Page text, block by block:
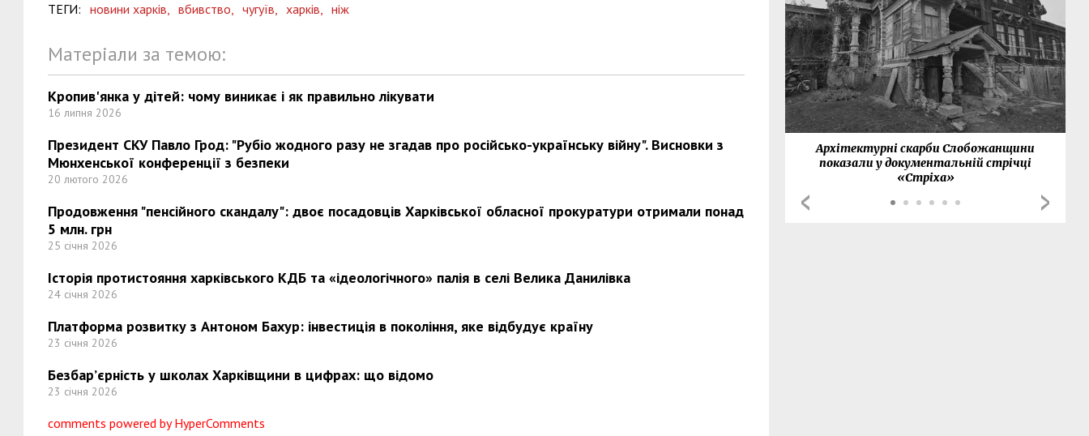
ТЕГИ: новини харків, вбивство, чугуїв, харків, ніж
Матеріали за темою:
Кропив'янка у дітей: чому виникає і як правильно лікувати
16 липня 2026
Президент СКУ Павло Грод: "Рубіо жодного разу не згадав про російсько-українську війну". Висновки з
Мюнхенської конференції з безпеки
20 лютого 2026
Продовження "пенсійного скандалу": двоє посадовців Харківської обласної прокуратури отримали понад
5 млн. грн
25 січня 2026
Історія протистояння харківського КДБ та «ідеологічного» палія в селі Велика Данилівка
24 січня 2026
Платформа розвитку з Антоном Бахур: інвестиція в покоління, яке відбудує країну
23 січня 2026
Безбар’єрність у школах Харківщини в цифрах: що відомо
23 січня 2026
comments powered by HyperComments
Харковом ширяться добрі вчинки
Архітектурні скарби Слобожанщини
показали у документальній стрічці
«Стріха»